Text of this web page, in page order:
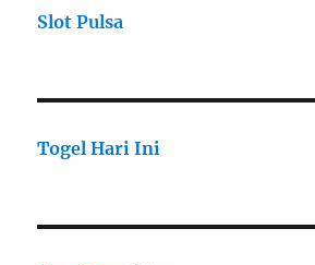
Slot Pulsa
Togel Hari Ini